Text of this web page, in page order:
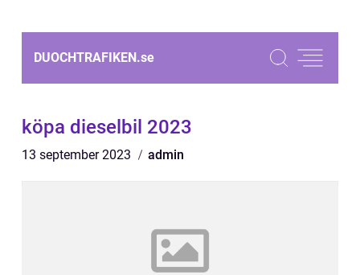
DUOCHTRAFIKEN.se
köpa dieselbil 2023
13 september 2023 admin